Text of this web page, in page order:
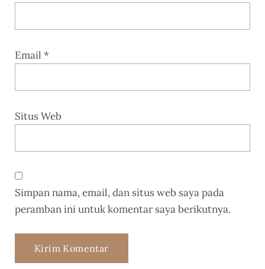
Email *
Situs Web
Simpan nama, email, dan situs web saya pada
peramban ini untuk komentar saya berikutnya.